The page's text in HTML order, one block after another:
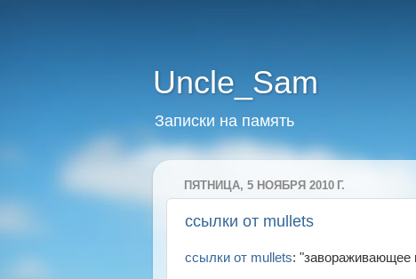
Uncle_Sam
Записки на память
ПЯТНИЦА, 5 НОЯБРЯ 2010 Г.
ссылки от mullets
ссылки от mullets: "завораживающее